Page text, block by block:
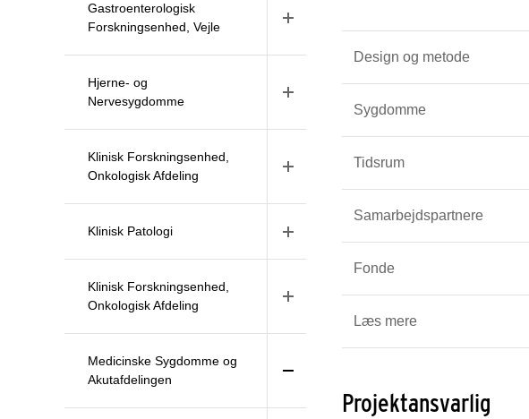
Gastroenterologisk
Forskningsenhed, Vejle
Hjerne- og
Nervesygdomme
Klinisk Forskningsenhed,
Onkologisk Afdeling
Klinisk Patologi
Klinisk Forskningsenhed,
Onkologisk Afdeling
Medicinske Sygdomme og
Akutafdelingen
Design og metode
Sygdomme
Tidsrum
Samarbejdspartnere
Fonde
Læs mere
Projektansvarlig